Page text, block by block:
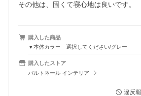
その他は、固くて寝心地は良いです。
購入した商品
▼本体カラー 選択してください/グレー
購入したストア
パルトネール インテリア
違反